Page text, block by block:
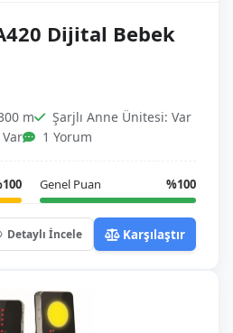
Dijital Bebek
m
Şarjlı Anne Ünitesi: Var
Var
1 Yorum
Genel Puan %100
Detaylı İncele Karşılaştır